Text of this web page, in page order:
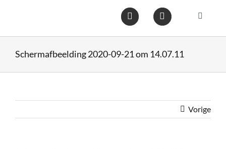
Toggle
Schermafbeelding 2020-09-21 om 14.07.11
Vorige